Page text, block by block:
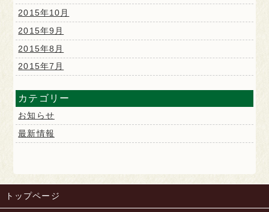
2015年10月
2015年9月
2015年8月
2015年7月
カテゴリー
お知らせ
最新情報
トップページ